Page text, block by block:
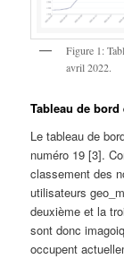
Figure 1:
avril 2022.
Tableau de
Le tableau de
numéro 19 [3].
classement des
utilisateurs
deuxième et la
sont donc
occupent